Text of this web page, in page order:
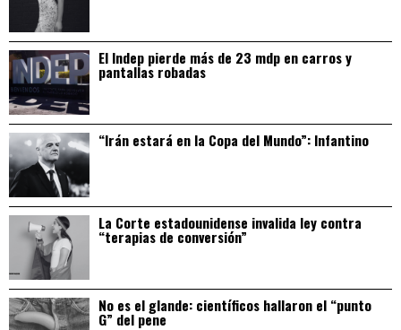
El Indep pierde más de 23 mdp en carros y
pantallas robadas
“Irán estará en la Copa del Mundo”: Infantino
La Corte estadounidense invalida ley contra
“terapias de conversión”
No es el glande: científicos hallaron el “punto
G” del pene